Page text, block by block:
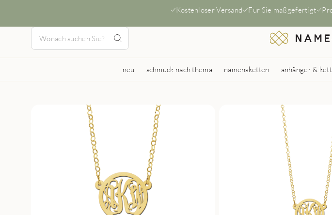
Kostenloser Versand Für Sie maßgefertigt
neu schmuck nach thema namensketten anhänger &